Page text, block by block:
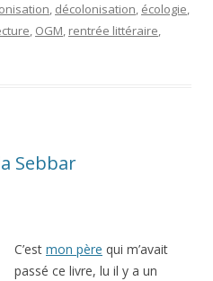
, décolonisation, écologie,
, OGM, rentrée littéraire,
Sebbar
C’est mon père qui m’avait
passé ce livre, lu il y a un